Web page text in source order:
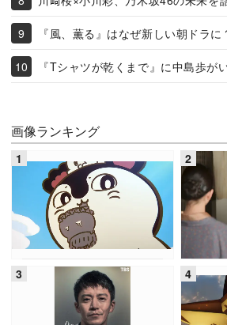
『風、薫る』はなぜ新しい朝ドラに
『Tシャツが乾くまで』に中島歩が
画像ランキング